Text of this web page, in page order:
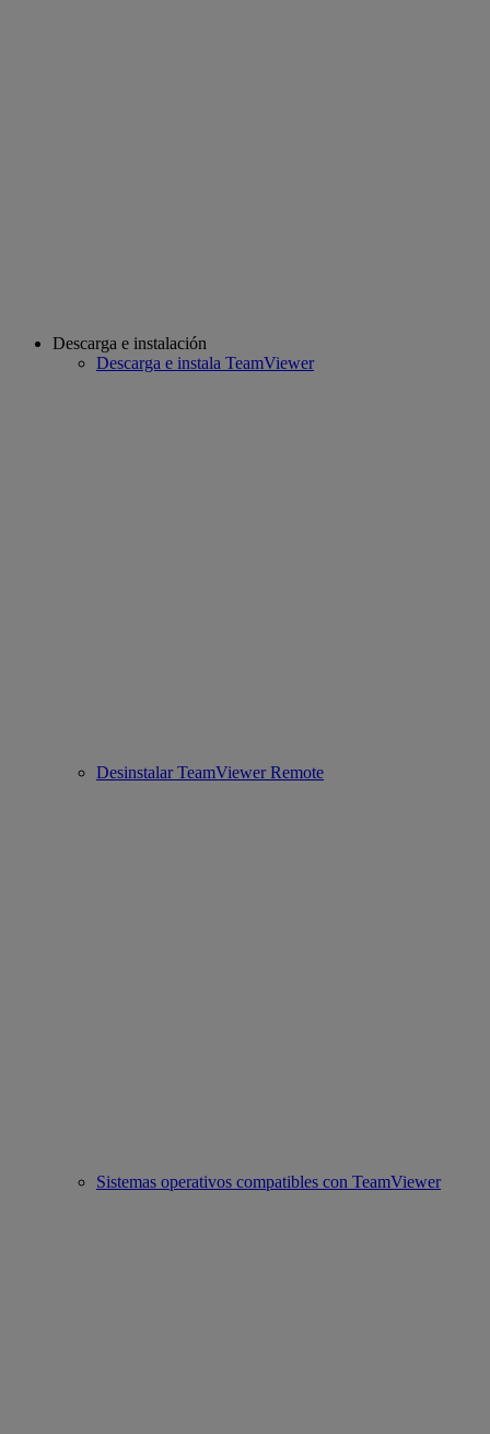
Descarga e instalación
Descarga e instala TeamViewer
Desinstalar TeamViewer Remote
Sistemas operativos compatibles con TeamViewer